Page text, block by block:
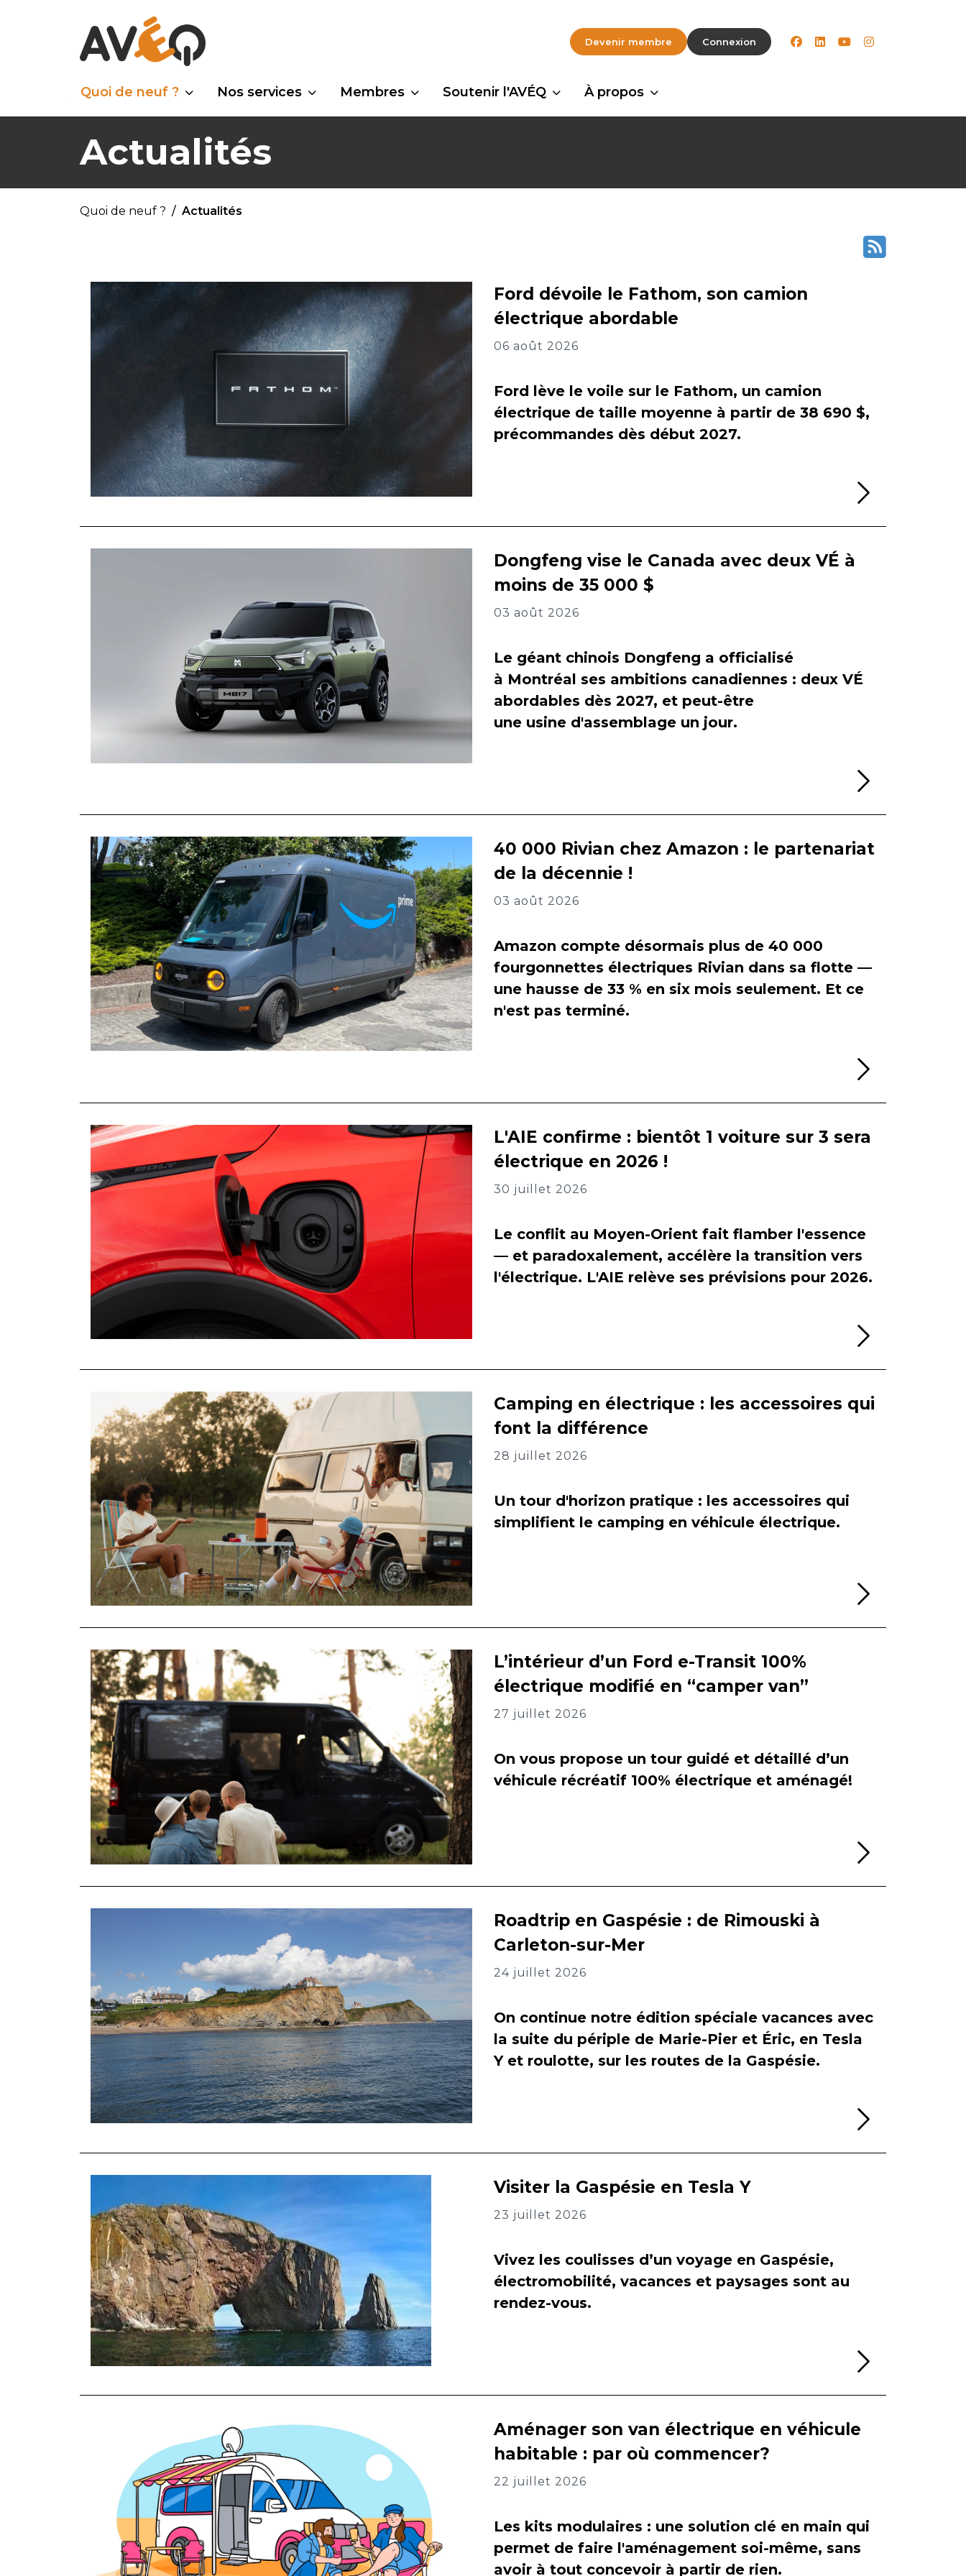
Devenir membre Connexion facebook
linkedinyoutubeinstagram
Quoi de neuf ? Nos services Membres Soutenir l'AVÉQ À propos
Actualités
Quoi de neuf ? Actualités
Ford dévoile le Fathom, son camion
électrique abordable
06 août 2026
Ford lève le voile sur le Fathom, un camion
électrique de taille moyenne à partir de 38 690 $,
précommandes dès début 2027.
Dongfeng vise le Canada avec deux VÉ à
moins de 35 000 $
03 août 2026
Le géant chinois Dongfeng a officialisé
à Montréal ses ambitions canadiennes : deux VÉ
abordables dès 2027, et peut-être
une usine d'assemblage un jour.
40 000 Rivian chez Amazon : le partenariat
de la décennie !
03 août 2026
Amazon compte désormais plus de 40 000
fourgonnettes électriques Rivian dans sa flotte —
une hausse de 33 % en six mois seulement. Et ce
n'est pas terminé.
L'AIE confirme : bientôt 1 voiture sur 3 sera
électrique en 2026 !
30 juillet 2026
Le conflit au Moyen-Orient fait flamber l'essence
— et paradoxalement, accélère la transition vers
l'électrique. L'AIE relève ses prévisions pour 2026.
Camping en électrique : les accessoires qui
font la différence
28 juillet 2026
Un tour d'horizon pratique : les accessoires qui
simplifient le camping en véhicule électrique.
L’intérieur d’un Ford e-Transit 100%
électrique modifié en “camper van”
27 juillet 2026
On vous propose un tour guidé et détaillé d’un
véhicule récréatif 100% électrique et aménagé!
Roadtrip en Gaspésie : de Rimouski à
Carleton-sur-Mer
24 juillet 2026
On continue notre édition spéciale vacances avec
la suite du périple de Marie-Pier et Éric, en Tesla
Y et roulotte, sur les routes de la Gaspésie.
Visiter la Gaspésie en Tesla Y
23 juillet 2026
Vivez les coulisses d’un voyage en Gaspésie,
électromobilité, vacances et paysages sont au
rendez-vous.
Aménager son van électrique en véhicule
habitable : par où commencer?
22 juillet 2026
Les kits modulaires : une solution clé en main qui
permet de faire l'aménagement soi-même, sans
avoir à tout concevoir à partir de rien.